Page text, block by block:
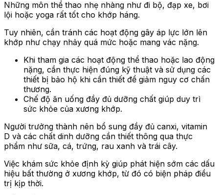
Những môn thể thao nhẹ nhàng như đi bộ, đạp xe, bơi
lội hoặc yoga rất tốt cho khớp háng.
Tuy nhiên, cần tránh các hoạt động gây áp lực lớn lên
khớp như chạy nhảy quá mức hoặc mang vác nặng.
Khi tham gia các hoạt động thể thao hoặc lao động
nặng, cần thực hiện đúng kỹ thuật và sử dụng các
thiết bị bảo hộ khi cần thiết để giảm nguy cơ chấn
thương.
Chế độ ăn uống đầy đủ dưỡng chất giúp duy trì
sức khỏe của xương khớp.
Người trưởng thành nên bổ sung đầy đủ canxi, vitamin
D và các chất dinh dưỡng cần thiết thông qua thực
phẩm như sữa, cá, trứng, rau xanh và trái cây.
Việc khám sức khỏe định kỳ giúp phát hiện sớm các dấu
hiệu bất thường ở xương khớp, từ đó có biện pháp điều
trị kịp thời.